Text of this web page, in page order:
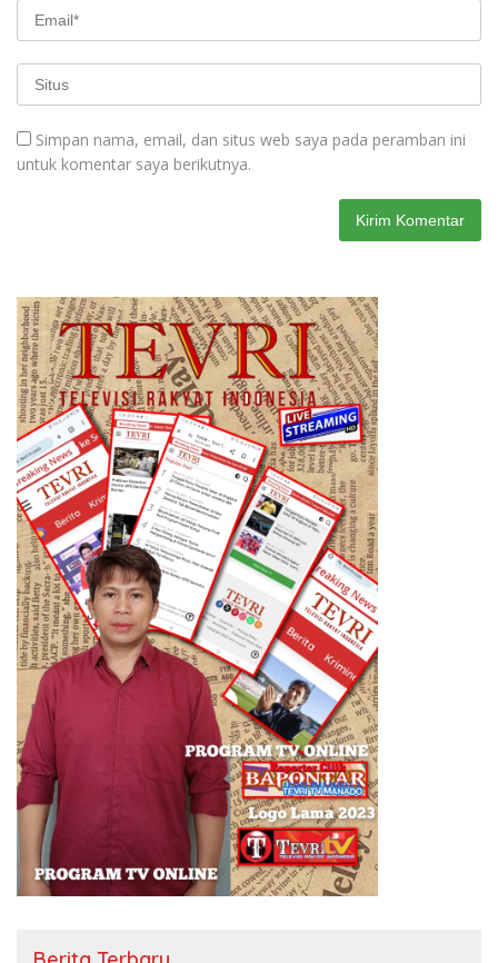
Simpan nama, email, dan situs web saya pada peramban ini
untuk komentar saya berikutnya.